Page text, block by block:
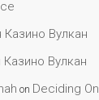
Казино Вулкан
Казино Вулкан
on Deciding